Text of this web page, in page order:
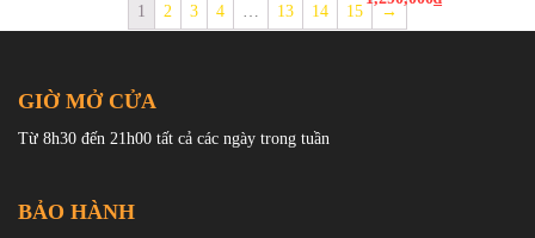
thứ
1 2 3 4 … 13 14 15 →
GIỜ MỞ CỬA
Từ 8h30 đến 21h00 tất cả các ngày trong tuần
BẢO HÀNH